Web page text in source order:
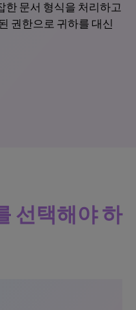
한 문서 형식을 처리하고
권한으로 귀하를 대신
선택해야 하